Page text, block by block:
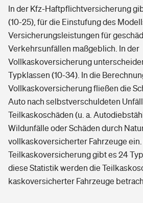
In der Kfz-Haftpflichtversicherung
(10-25), für die Einstufung des
Versicherungsleistungen für
Verkehrsunfällen maßgeblich. In der
Vollkaskoversicherung
Typklassen (10-34). In die
Vollkaskoversicherung fließen die
Auto nach selbstverschuldeten
Teilkaskoschäden (u. a.
Wildunfälle oder Schäden durch
vollkaskoversicherter Fahrzeuge ein.
Teilkaskoversicherung gibt es 24
diese Statistik werden die
kaskoversicherter Fahrzeuge